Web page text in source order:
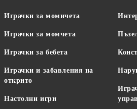
Играчки за момичета
Играчки за момчета
Играчки за бебета
Играчки и забавления на
открито
Настолни игри